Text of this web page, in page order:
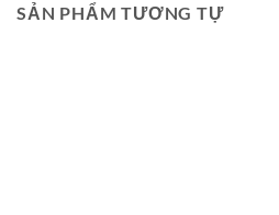
SẢN PHẨM TƯƠNG TỰ